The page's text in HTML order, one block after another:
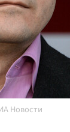
Новости